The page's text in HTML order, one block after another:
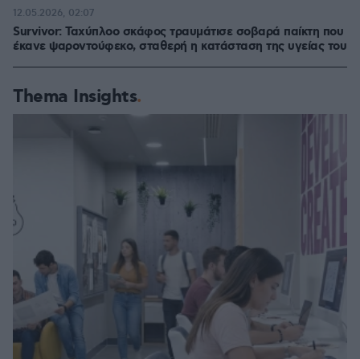
Survivor: Ταχύπλοο σκάφος τραυμάτισε σοβαρά παίκτη που
έκανε ψαροντούφεκο, σταθερή η κατάσταση της υγείας του
12.05.2026, 02:07
Thema Insights